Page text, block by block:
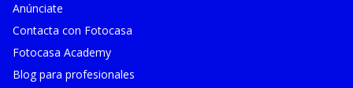
Anúnciate
Contacta con Fotocasa
Fotocasa Academy
Blog para profesionales